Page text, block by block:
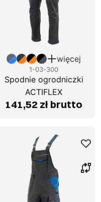
więcej
1-03-300
Spodnie ogrodniczki
ACTIFLEX
141,52 zł brutto